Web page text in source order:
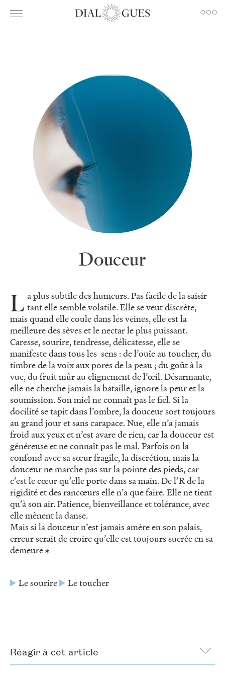
Douceur
La plus subtile des humeurs. Pas facile de la saisir tant elle semble volatile. Elle se veut discrète,
mais quand elle coule dans les veines, elle est la
meilleure des sèves et le nectar le plus puissant.
Caresse, sourire, tendresse, délicatesse, elle se
manifeste dans tous les sens : de l’ouïe au toucher, du
timbre de la voix aux pores de la peau ; du goût à la
vue, du fruit mûr au clignement de l’œil. Désarmante,
elle ne cherche jamais la bataille, ignore la peur et la
soumission. Son miel ne connaît pas le fiel. Si la
docilité se tapit dans l’ombre, la douceur sort toujours
au grand jour et sans carapace. Nue, elle n’a jamais
froid aux yeux et n’est avare de rien, car la douceur est
généreuse et ne connaît pas le mal. Parfois on la
confond avec sa sœur fragile, la discrétion, mais la
douceur ne marche pas sur la pointe des pieds, car
c’est le cœur qu’elle porte dans sa main. De l’R de la
rigidité et des rancœurs elle n’a que faire. Elle ne tient
qu’à son air. Patience, bienveillance et tolérance, avec
elle mènent la danse.
Mais si la douceur n’est jamais amère en son palais,
erreur serait de croire qu’elle est toujours sucrée en sa
demeure
Le sourire Le toucher
Réagir à cet article